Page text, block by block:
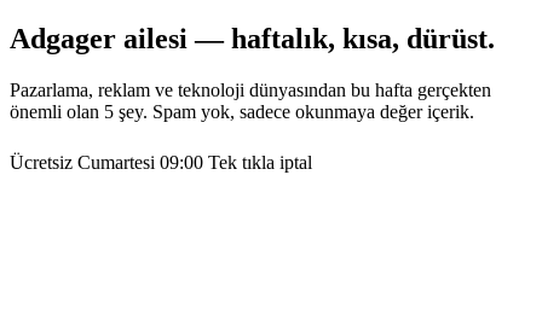
Adgager ailesi — haftalık, kısa, dürüst.
Pazarlama, reklam ve teknoloji dünyasından bu hafta gerçekten
önemli olan 5 şey. Spam yok, sadece okunmaya değer içerik.
Ücretsiz Cumartesi 09:00 Tek tıkla iptal